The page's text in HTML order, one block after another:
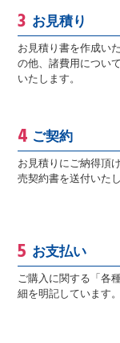
お見積り
お見積り書を作成い
の他、諸費用につい
いたします。
ご契約
お見積りにご納得頂
売契約書を送付いたし
お支払い
ご購入に関する「各
細を明記しています。